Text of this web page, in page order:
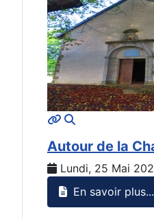
Autour de la
Lundi, 25 Mai
En savoir plus...